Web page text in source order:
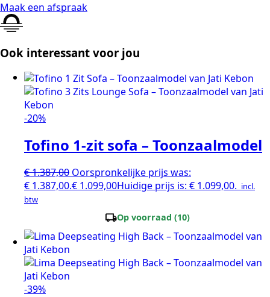
Maak een afspraak
Ook interessant voor jou
-20%
Tofino 1-zit sofa – Toonzaalmodel
€1.387,00 Oorspronkelijke prijs was:
€ 1.387,00.€ 1.099,00Huidige prijs is: € 1.099,00. incl.
btw
local_shippingOp voorraad (10)
-39%